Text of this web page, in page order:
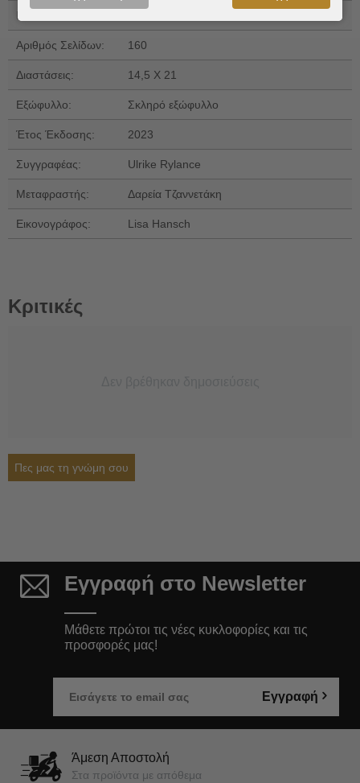
ISBN 13:
Αριθμός Σελίδων: 160
Διαστάσεις: 14,5 Χ 21
Εξώφυλλο: Σκληρό εξώφυλλο
Έτος Έκδοσης: 2023
Συγγραφέας: Ulrike Rylance
Μεταφραστής: Δαρεία Τζαννετάκη
Εικονογράφος: Lisa Hansch
Κριτικές
Πες μας τη γνώμη σου
Εγγραφή στο Newsletter
Μάθετε πρώτοι τις νέες κυκλοφορίες και τις
προσφορές μας!
Εγγραφή
Άμεση Αποστολή
Στα προϊόντα με απόθεμα